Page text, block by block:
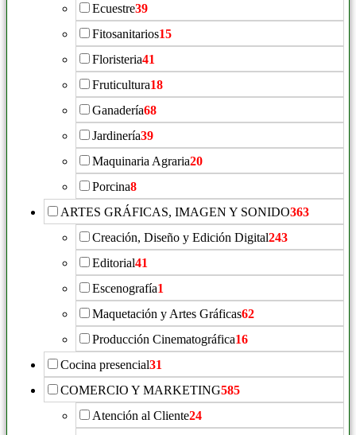
Ecuestre39
Fitosanitarios15
Floristeria41
Fruticultura18
Ganadería68
Jardinería39
Maquinaria Agraria20
Porcina8
ARTES GRÁFICAS, IMAGEN Y SONIDO363
Creación, Diseño y Edición Digital243
Editorial41
Escenografía1
Maquetación y Artes Gráficas62
Producción Cinematográfica16
Cocina presencial31
COMERCIO Y MARKETING585
Atención al Cliente24